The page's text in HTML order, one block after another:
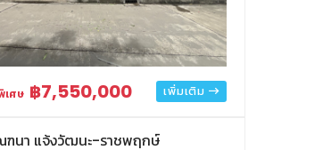
เศษ ฿7,550,000 เพิ่มเติม
ฑนา แจ้งวัฒนะ-ราชพฤกษ์